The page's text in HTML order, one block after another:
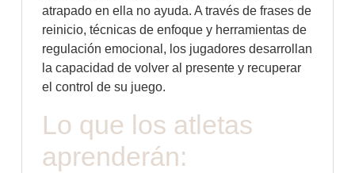
atrapado en ella no ayuda. A través de frases de
reinicio, técnicas de enfoque y herramientas de
regulación emocional, los jugadores desarrollan
la capacidad de volver al presente y recuperar
el control de su juego.
Lo que los atletas
aprenderán: